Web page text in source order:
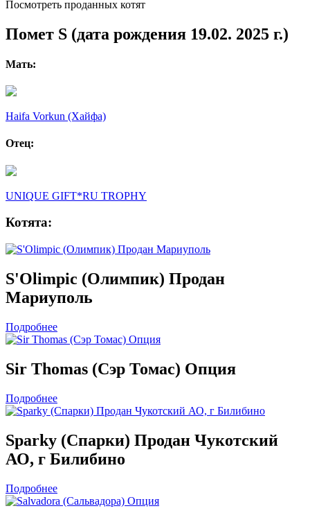
Посмотреть проданных котят
Помет S (дата рождения 19.02. 2025 г.)
Мать:
Haifa Vorkun (Хайфа)
Отец:
UNIQUE GIFT*RU TROPHY
Котята:
S'Olimpic (Олимпик) Продан
Мариуполь
Подробнее
Sir Thomas (Сэр Томас) Опция
Подробнее
Sparky (Спарки) Продан Чукотский
АО, г Билибино
Подробнее